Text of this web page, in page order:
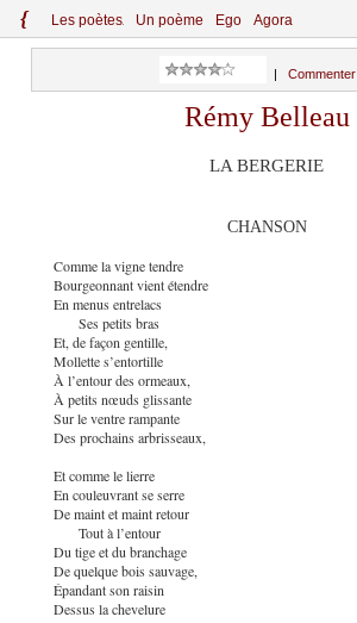
{ Les poètes Un poème Ego Agora
Commenter
Rémy Belleau
LA BERGERIE
CHANSON
Comme la vigne tendre
Bourgeonnant vient étendre
En menus entrelacs
Ses petits bras
Et, de façon gentille,
Mollette s’entortille
À l’entour des ormeaux,
À petits nœuds glissante
Sur le ventre rampante
Des prochains arbrisseaux,
Et comme le lierre
En couleuvrant se serre
De maint et maint retour
Tout à l’entour
Du tige et du branchage
De quelque bois sauvage,
Épandant son raisin
Dessus la chevelure